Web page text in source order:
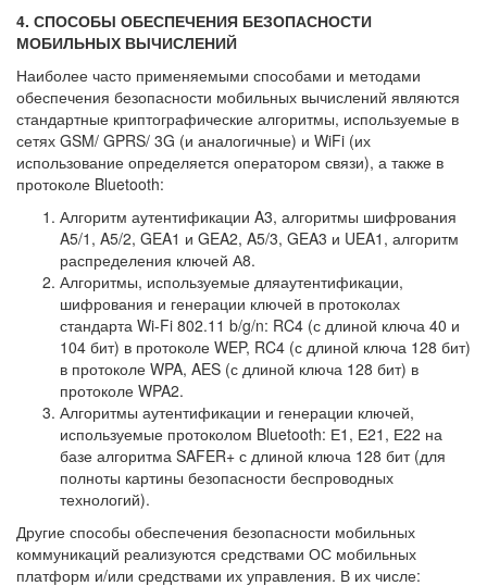
4. СПОСОБЫ ОБЕСПЕЧЕНИЯ БЕЗОПАСНОСТИ
МОБИЛЬНЫХ ВЫЧИСЛЕНИЙ
Наиболее часто применяемыми способами и методами
обеспечения безопасности мобильных вычислений являются
стандартные криптографические алгоритмы, используемые в
сетях GSM/ GPRS/ 3G (и аналогичные) и WiFi (их
использование определяется оператором связи), а также в
протоколе Bluetooth:
Алгоритм аутентификации A3, алгоритмы шифрования
A5/1, A5/2, GEA1 и GEA2, A5/3, GEA3 и UEA1, алгоритм
распределения ключей А8.
Алгоритмы, используемые дляаутентификации,
шифрования и генерации ключей в протоколах
стандарта Wi-Fi 802.11 b/g/n: RC4 (с длиной ключа 40 и
104 бит) в протоколе WEP, RC4 (с длиной ключа 128 бит)
в протоколе WPA, AES (с длиной ключа 128 бит) в
протоколе WPA2.
Алгоритмы аутентификации и генерации ключей,
используемые протоколом Bluetooth: Е1, Е21, Е22 на
базе алгоритма SAFER+ с длиной ключа 128 бит (для
полноты картины безопасности беспроводных
технологий).
Другие способы обеспечения безопасности мобильных
коммуникаций реализуются средствами ОС мобильных
платформ и/или средствами их управления. В их числе: